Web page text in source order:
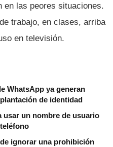
en las peores situaciones.
trabajo, en clases, arriba
en televisión.
WhatsApp ya generan
de identidad
usar un nombre de usuario
ignorar una prohibición